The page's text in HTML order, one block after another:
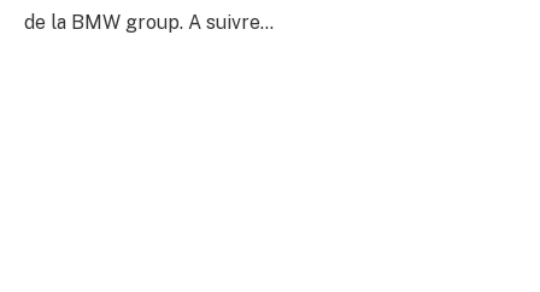
de la BMW group. A suivre…